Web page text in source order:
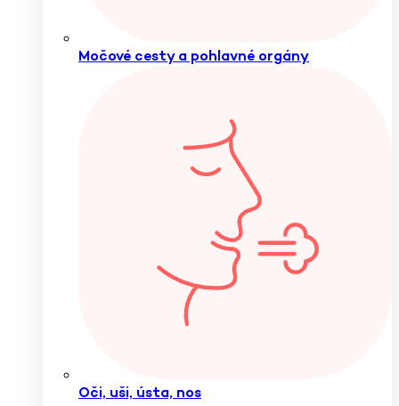
Močové cesty a pohlavné orgány
Oči, uši, ústa, nos